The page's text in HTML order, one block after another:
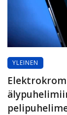
YLEINEN